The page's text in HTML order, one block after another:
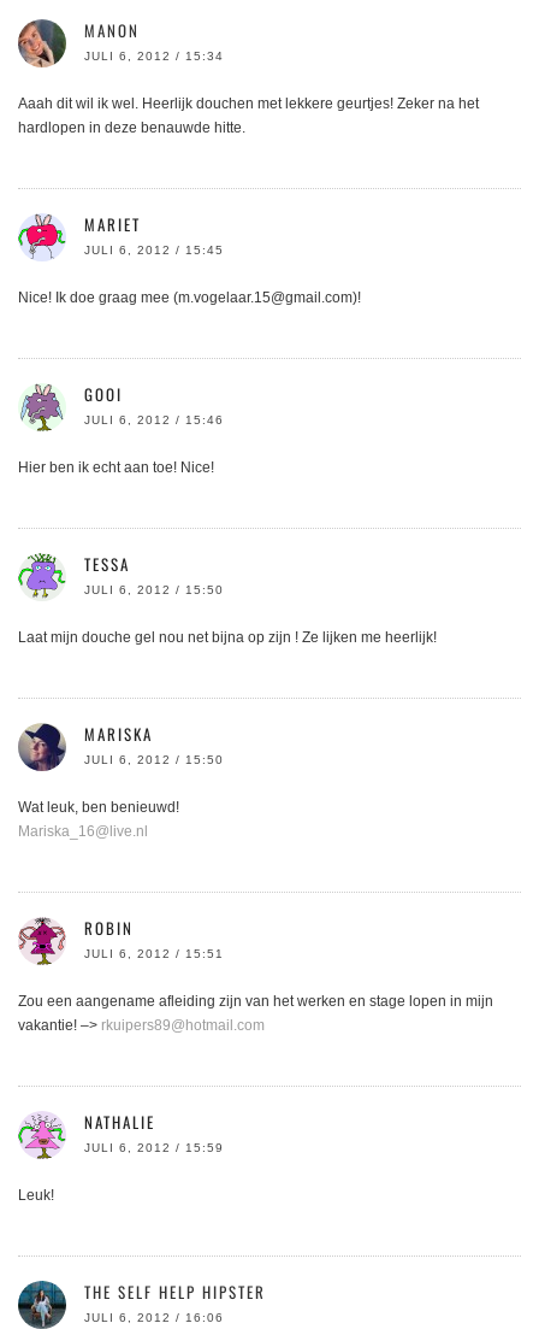
MANON
JULI 6, 2012 / 15:34
Aaah dit wil ik wel. Heerlijk douchen met lekkere geurtjes! Zeker na het
hardlopen in deze benauwde hitte.
MARIET
JULI 6, 2012 / 15:45
Nice! Ik doe graag mee (m.vogelaar.15@gmail.com)!
GOOI
JULI 6, 2012 / 15:46
Hier ben ik echt aan toe! Nice!
TESSA
JULI 6, 2012 / 15:50
Laat mijn douche gel nou net bijna op zijn ! Ze lijken me heerlijk!
MARISKA
JULI 6, 2012 / 15:50
Wat leuk, ben benieuwd!
Mariska_16@live.nl
ROBIN
JULI 6, 2012 / 15:51
Zou een aangename afleiding zijn van het werken en stage lopen in mijn
vakantie! –> rkuipers89@hotmail.com
NATHALIE
JULI 6, 2012 / 15:59
Leuk!
THE SELF HELP HIPSTER
JULI 6, 2012 / 16:06